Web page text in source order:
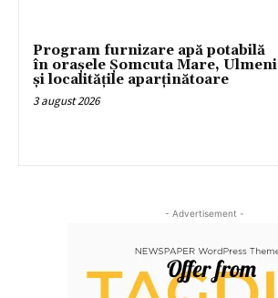
Program furnizare apă potabilă
în orașele Șomcuta Mare, Ulmeni
și localitățile aparținătoare
3 august 2026
- Advertisement -